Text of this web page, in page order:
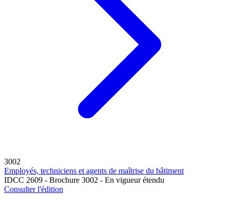
3002
Employés, techniciens et agents de maîtrise du bâtiment
IDCC 2609 - Brochure 3002 - En vigueur étendu
Consulter l'édition